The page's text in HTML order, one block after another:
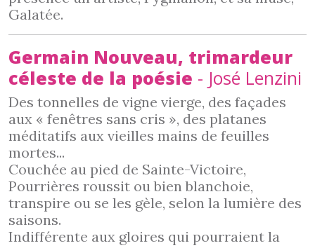
Galatée.
Germain Nouveau, trimardeur
céleste de la poésie - José Lenzini
Des tonnelles de vigne vierge, des façades
aux « fenêtres sans cris », des platanes
méditatifs aux vieilles mains de feuilles
mortes...
Couchée au pied de Sainte-Victoire,
Pourrières roussit ou bien blanchoie,
transpire ou se les gèle, selon la lumière des
saisons.
Indifférente aux gloires qui pourraient la